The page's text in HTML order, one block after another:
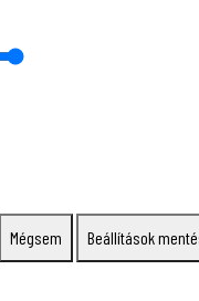
Mégsem Beállítások